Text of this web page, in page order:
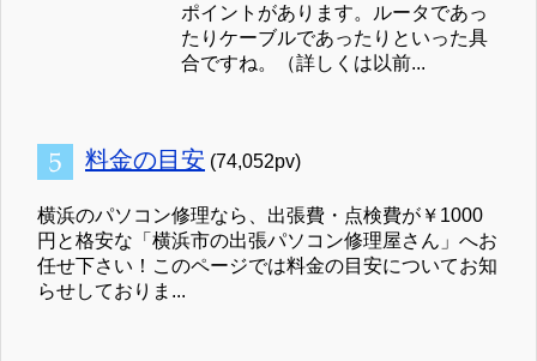
ポイントがあります。ルータであっ
たりケーブルであったりといった具
合ですね。（詳しくは以前...
料金の目安 (74,052pv)
横浜のパソコン修理なら、出張費・点検費が￥1000
円と格安な「横浜市の出張パソコン修理屋さん」へお
任せ下さい！このページでは料金の目安についてお知
らせしておりま...